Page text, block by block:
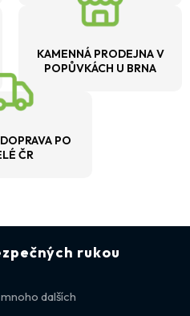
KAMENNÁ PRODEJNA V
POPŮVKÁCH U BRNA
PO
ČR
rukou
dalších